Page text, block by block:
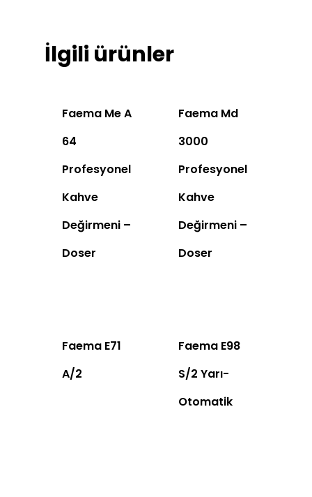
İlgili ürünler
Faema Me A
64
Profesyonel
Kahve
Değirmeni –
Doser
Faema Md
3000
Profesyonel
Kahve
Değirmeni –
Doser
Faema E71
A/2
Faema E98
S/2 Yarı-
Otomatik